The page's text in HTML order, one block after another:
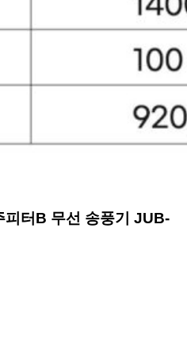
피터B 무선 송풍기 JUB-